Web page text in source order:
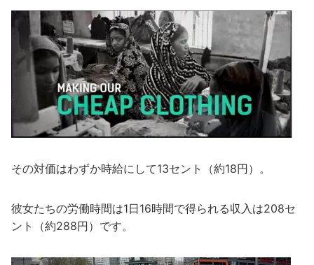
その対価はわずか時給にして13セント（約18円）。
彼女たちの労働時間は1日16時間で得られる収入は208セ
ント（約288円）です。